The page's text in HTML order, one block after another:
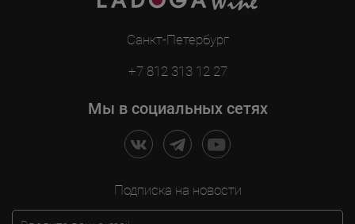
Санкт-Петербург
+7 812 313 12 27
Мы в социальных сетях
Подписка на новости